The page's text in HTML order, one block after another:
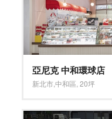
亞尼克 中和環球店
新北市,中和區 ,20坪